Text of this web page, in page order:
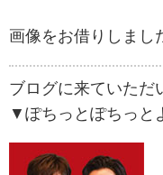
画像をお借りしまし
ブログに来ていただ
▼ぽちっとぽちっと